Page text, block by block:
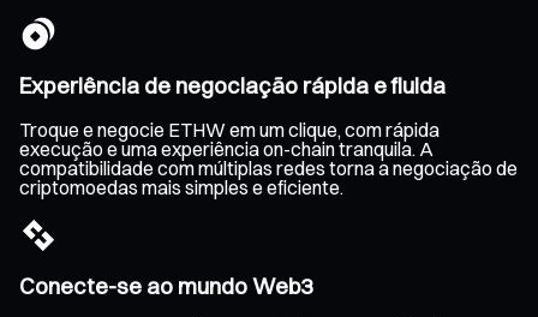
Experiência de negociação rápida e fluida
Troque e negocie ETHW em um clique, com rápida
execução e uma experiência on-chain tranquila. A
compatibilidade com múltiplas redes torna a negociação de
criptomoedas mais simples e eficiente.
Conecte-se ao mundo Web3